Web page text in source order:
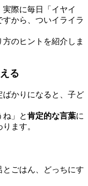
際に毎日「イヤイ
から、ついイライラ
のヒントを紹介しま
る
ばかりになると、子ど
ね」と肯定的な言葉に
ます。
とごはん、どっちにす